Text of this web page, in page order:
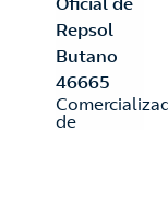
Repsol
Butano
46665
de